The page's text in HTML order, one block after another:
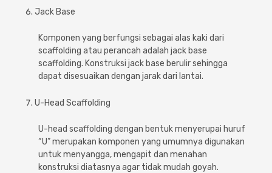
Jack Base
Komponen yang berfungsi sebagai alas kaki dari
scaffolding atau perancah adalah jack base
scaffolding. Konstruksi jack base berulir sehingga
dapat disesuaikan dengan jarak dari lantai.
U-Head Scaffolding
U-head scaffolding dengan bentuk menyerupai huruf
“U” merupakan komponen yang umumnya digunakan
untuk menyangga, mengapit dan menahan
konstruksi diatasnya agar tidak mudah goyah.